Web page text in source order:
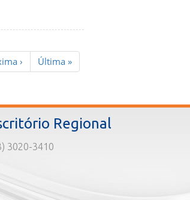
› Última »
Regional
3020-3410